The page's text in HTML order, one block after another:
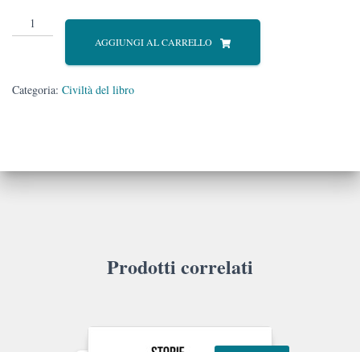
Humanistica
Marciana.
a
AGGIUNGI AL CARRELLO
Categoria: Civiltà del libro
Prodotti correlati